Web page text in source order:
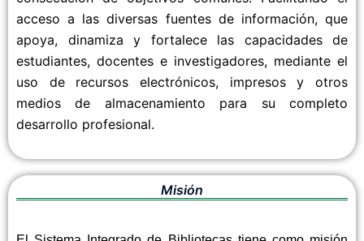
acceso a las diversas fuentes de información, que
apoya, dinamiza y fortalece las capacidades de
estudiantes, docentes e investigadores, mediante el
uso de recursos electrónicos, impresos y otros
medios de almacenamiento para su completo
desarrollo profesional.
Misión